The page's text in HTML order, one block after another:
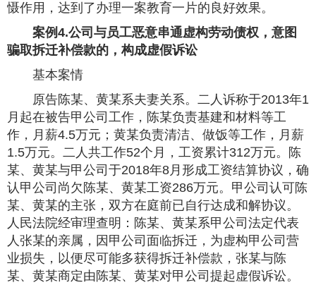
慑作用，达到了办理一案教育一片的良好效果。
案例4.公司与员工恶意串通虚构劳动债权，意图
骗取拆迁补偿款的，构成虚假诉讼
基本案情
原告陈某、黄某系夫妻关系。二人诉称于2013年1
月起在被告甲公司工作，陈某负责基建和材料等工
作，月薪4.5万元；黄某负责清洁、做饭等工作，月薪
1.5万元。二人共工作52个月，工资累计312万元。陈
某、黄某与甲公司于2018年8月形成工资结算协议，确
认甲公司尚欠陈某、黄某工资286万元。甲公司认可陈
某、黄某的主张，双方在庭前已自行达成和解协议。
人民法院经审理查明：陈某、黄某系甲公司法定代表
人张某的亲属，因甲公司面临拆迁，为虚构甲公司营
业损失，以便尽可能多获得拆迁补偿款，张某与陈
某、黄某商定由陈某、黄某对甲公司提起虚假诉讼。